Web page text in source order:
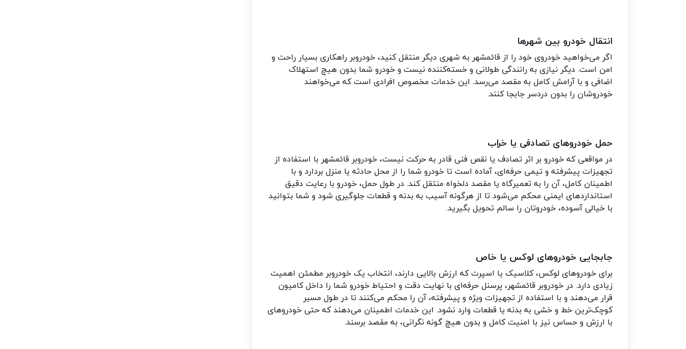
انتقال خودرو بین شهرها
اگر می‌خواهید خودروی خود را از قائمشهر به شهری دیگر منتقل کنید، خودروبر راهکاری بسیار راحت و
امن است. دیگر نیازی به رانندگی طولانی و خسته‌کننده نیست و خودرو شما بدون هیچ استهلاک
اضافی و با آرامش کامل به مقصد می‌رسد. این خدمات مخصوص افرادی است که می‌خواهند
خودروشان را بدون دردسر جابجا کنند.
حمل خودروهای تصادفی یا خراب
در مواقعی که خودرو بر اثر تصادف یا نقص فنی قادر به حرکت نیست، خودروبر قائمشهر با استفاده از
تجهیزات پیشرفته و تیمی حرفه‌ای، آماده است تا خودرو شما را از محل حادثه یا منزل بردارد و با
اطمینان کامل، آن را به تعمیرگاه یا مقصد دلخواه منتقل کند. در طول حمل، خودرو با رعایت دقیق
استانداردهای ایمنی محکم می‌شود تا از هرگونه آسیب به بدنه و قطعات جلوگیری شود و شما بتوانید
با خیالی آسوده، خودروتان را سالم تحویل بگیرید.
جابجایی خودروهای لوکس یا خاص
برای خودروهای لوکس، کلاسیک یا اسپرت که ارزش بالایی دارند، انتخاب یک خودروبر مطمئن اهمیت
زیادی دارد. در خودروبر قائمشهر، پرسنل حرفه‌ای با نهایت دقت و احتیاط خودرو شما را داخل کامیون
قرار می‌دهند و با استفاده از تجهیزات ویژه و پیشرفته، آن را محکم می‌کنند تا در طول مسیر
کوچک‌ترین خط و خشی به بدنه یا قطعات وارد نشود. این خدمات اطمینان می‌دهند که حتی خودروهای
با ارزش و حساس نیز با امنیت کامل و بدون هیچ گونه نگرانی، به مقصد برسند.